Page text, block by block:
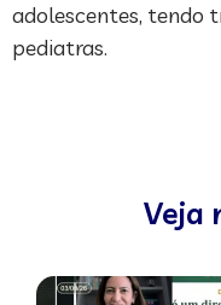
adolescentes, tendo
pediatras.
Veja